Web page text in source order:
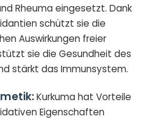
Rheuma eingesetzt. Dank
schützt sie die
Auswirkungen freier
sie die Gesundheit des
stärkt das Immunsystem.
Kurkuma hat Vorteile
Eigenschaften